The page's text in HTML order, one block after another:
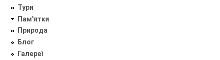
Тури
Пам'ятки
Природа
Блог
Галереї